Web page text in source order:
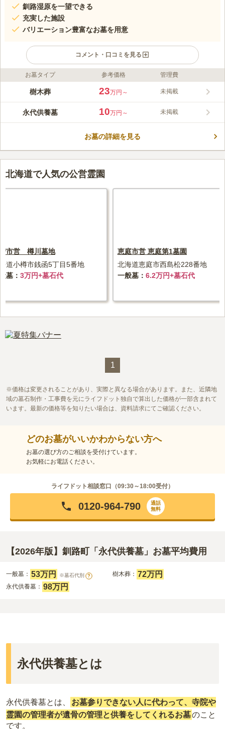
釧路湿原を一望できる
充実した施設
バリエーション豊富なお墓を用意
コメント・口コミを見る
ライフドット編集部のコメント
釧路湿原を一望できる絶景の地につくられた墓地です。春は桜、
敷地内には立派な観音様が安置されており、お墓を暖かく見守っ
ています。 釧路陵墓公苑では一年を通して様々なイベントが開
要」、10月開催の「黎明大観世音菩薩像建立記念祭」など行事が
みんなの評価
3.8 口コミ2件
60代男性
山の上にあり、麓にコンビニが複数あり、ドラッグストアーもあ
る。入口に事務所があり、法事ができる場所が併設されている。
お墓タイプ 参考価格 管理費
樹木葬 23万円～ 未掲載
永代供養墓 10万円～ 未掲載
お墓の詳細を見る
北海道で人気の公営霊園
市営 樽川墓地
道小樽市銭函5丁目5番地
墓
3万円+墓石代
恵庭市営 恵庭第1墓園
北海道恵庭市西島松228番地
一般墓
6.2万円+墓石代
1
価格は変更されることがあり、実際と異なる場合があります。また、近隣地
域の墓石制作・工事費を元にライフドット独自で算出した価格が一部含まれて
います。最新の価格等を知りたい場合は、資料請求にてご確認ください。
どのお墓がいいかわからない方へ
お墓の選び方のご相談を受付けています。
お気軽にお電話ください。
ライフドット相談窓口（09:30～18:00受付）
0120-964-790
通話
無料
【2026年版】釧路町「永代供養墓」お墓平均費用
一般墓： 53万円 ※墓石代別 ? 樹木葬： 72万円
永代供養墓： 98万円
永代供養墓とは
永代供養墓とは、
お墓参りできない人に代わって、寺院や
霊園の管理者が遺骨の管理と供養をしてくれるお墓のこと
です。